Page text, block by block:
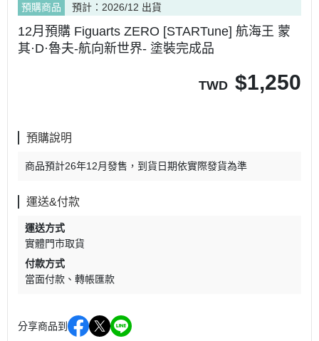
預購商品
預計：2026/12 出貨
12月預購 Figuarts ZERO [STARTune] 航海王 蒙
其·D·魯夫-航向新世界- 塗裝完成品
TWD $1,250
預購說明
商品預計26年12月發售，到貨日期依實際發貨為準
運送&付款
運送方式
實體門市取貨
付款方式
當面付款
轉帳匯款
分享商品到